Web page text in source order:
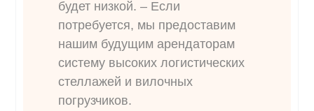
будет низкой. – Если
потребуется, мы предоставим
нашим будущим арендаторам
систему высоких логистических
стеллажей и вилочных
погрузчиков.